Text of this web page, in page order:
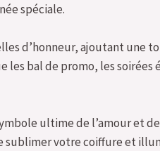
spéciale.
d’honneur, ajoutant une
bal de promo, les soirées
ultime de l’amour et
sublimer votre coiffure et